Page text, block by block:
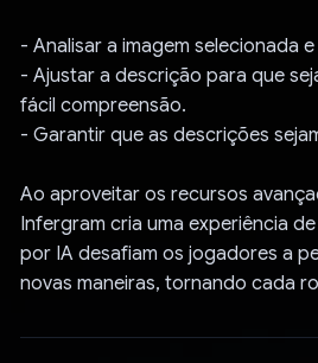
- Analisar a imagem selecionada
- Ajustar a descrição para que
fácil compreensão.
- Garantir que as descrições
Ao aproveitar os recursos
Infergram cria uma experiência
por IA desafiam os jogadores a
novas maneiras, tornando cada